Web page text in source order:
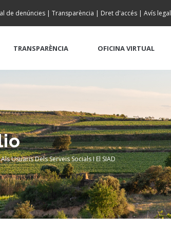
de denúncies | Transparència | Dret d'accés | Avís legal
TRANSPARÈNCIA OFICINA VIRTUAL
Usuaris Dels Serveis Socials I El SIAD